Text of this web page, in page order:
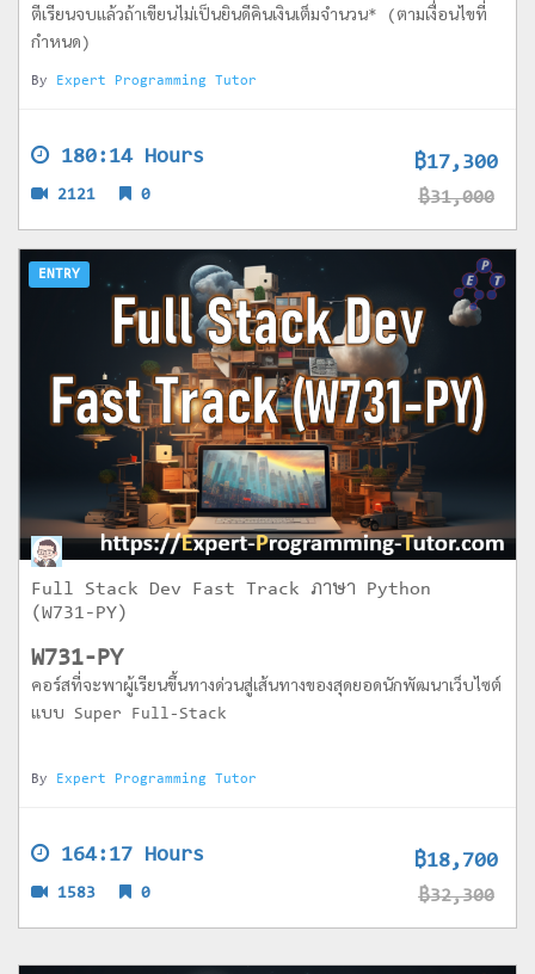
ตีเรียนจบแล้วถ้าเขียนไม่เป็นยินดีคินเงินเต็มจำนวน* (ตามเงื่อนไขที่
กำหนด)
By Expert Programming Tutor
180:14 Hours ฿17,300
฿31,000
2121 0
ENTRY
Full Stack Dev Fast Track ภาษา Python
(W731-PY)
W731-PY
คอร์สที่จะพาผู้เรียนขึ้นทางด่วนสู่เส้นทางของสุดยอดนักพัฒนาเว็บไซต์
แบบ Super Full-Stack
By Expert Programming Tutor
164:17 Hours ฿18,700
฿32,300
1583 0